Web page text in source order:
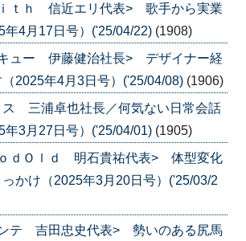
ｔｈ 信近エリ代表> 歌手から実業
年4月17日号）('25/04/22) (1908)
ュー 伊藤健治社長> デザイナー経
2025年4月3日号）('25/04/08) (1906)
三浦卓也社長／何気ない日常会話
年3月27日号）('25/04/01) (1905)
ｄＯｌｄ 明石貴祐代表> 体型変化
かけ（2025年3月20日号）('25/03/2
テ 吉田忠史代表> 勢いのある尻馬